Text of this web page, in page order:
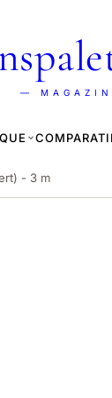
—
- 3 m